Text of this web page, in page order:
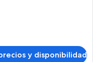
y disponibilidad